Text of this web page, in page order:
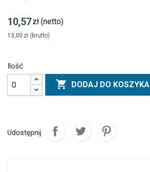
10,57zł (netto)
13,00 zł (brutto)
Ilość
 DODAJ DO KOSZYKA
Udostępnij